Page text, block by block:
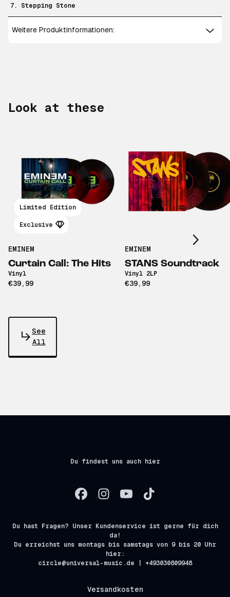
7. Stepping Stone
Weitere Produktinformationen:
Look at these
Limited Edition
Exclusive
EMINEM
Curtain Call: The Hits
Vinyl
€39,99
EMINEM
STANS Soundtrack
Vinyl 2LP
€39,99
Scroll right
See
All
Du findest uns auch hier
Du hast Fragen? Unser Kundenservice ist gerne für dich
da!
Du erreichst uns montags bis samstags von 9 bis 20 Uhr
hier:
circle@universal-music.de | +493030809948
Versandkosten